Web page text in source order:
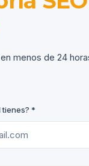
menos de 24
tienes? *